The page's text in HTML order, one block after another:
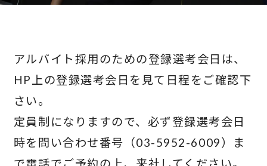
アルバイト採用のための登録選考会日は、
HP上の登録選考会日を見て日程をご確認下
さい。
定員制になりますので、必ず登録選考会日
時を問い合わせ番号（03-5952-6009）ま